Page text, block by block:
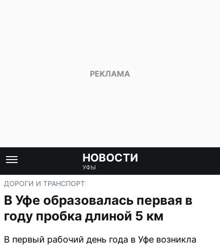
НОВОСТИ
УФЫ
ДОРОГИ И ТРАНСПОРТ
В Уфе образовалась первая в
году пробка длиной 5 км
В первый рабочий день года в Уфе возникла